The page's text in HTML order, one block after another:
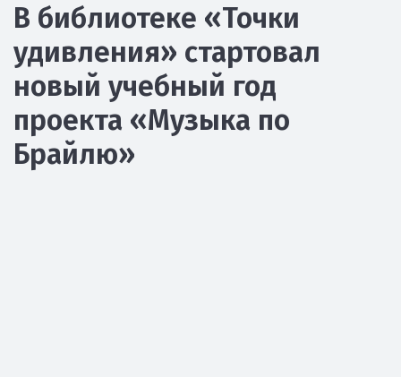
В библиотеке «Точки
удивления» стартовал
новый учебный год
проекта «Музыка по
Брайлю»